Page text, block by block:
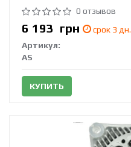
0 отзывов
6 193 грн
срок 3 дн.
Артикул:
AS
КУПИТЬ